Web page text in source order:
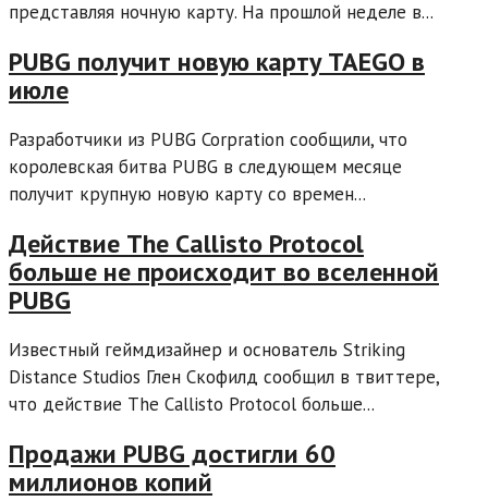
представляя ночную карту. На прошлой неделе в...
PUBG получит новую карту TAEGO в
июле
Разработчики из PUBG Corpration сообщили, что
королевская битва PUBG в следующем месяце
получит крупную новую карту со времен...
Действие The Callisto Protocol
больше не происходит во вселенной
PUBG
Известный геймдизайнер и основатель Striking
Distance Studios Глен Скофилд сообщил в твиттере,
что действие The Callisto Protocol больше...
Продажи PUBG достигли 60
миллионов копий